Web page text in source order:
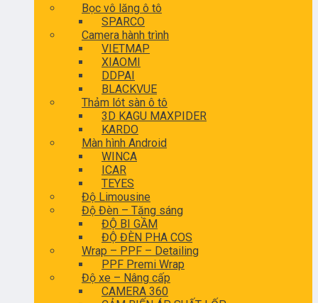
Bọc vô lăng ô tô
SPARCO
Camera hành trình
VIETMAP
XIAOMI
DDPAI
BLACKVUE
Thảm lót sàn ô tô
3D KAGU MAXPIDER
KARDO
Màn hình Android
WINCA
ICAR
TEYES
Độ Limousine
Độ Đèn – Tăng sáng
ĐỘ BI GẦM
ĐỘ ĐÈN PHA COS
Wrap – PPF – Detailing
PPF Premi Wrap
Độ xe – Nâng cấp
CAMERA 360